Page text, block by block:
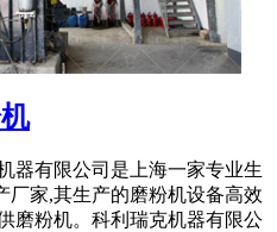
器有限公司是上海一家专业生
厂家,其生产的磨粉机设备高效
磨粉机。科利瑞克机器有限公